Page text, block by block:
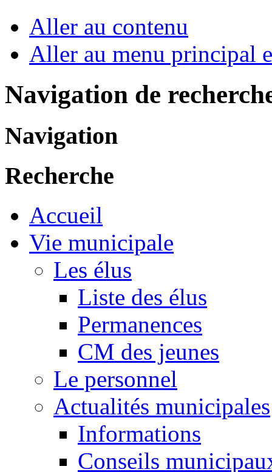
Aller au contenu
Aller au menu principal
Navigation de
Navigation
Recherche
Accueil
Vie municipale
Les élus
Liste des élus
Permanences
CM des jeunes
Le personnel
Actualités municipales
Informations
Conseils